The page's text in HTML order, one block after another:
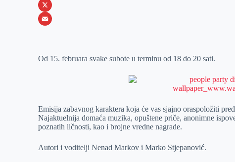
b
o
s
e
e
n
k
I
i
b
W
h
s
X
a
Od 15. februara svake subote u terminu od 18 do 20 sati.
Emisija zabavnog karaktera koja će vas sjajno oraspoložiti
Najaktuelnija domaća muzika, opuštene priče, anonimne
poznatih ličnosti, kao i brojne vredne nagrade.
Autori i voditelji Nenad Markov i Marko Stjepanović.